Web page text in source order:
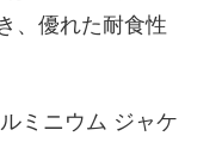
、優れた耐食性
ミニウム ジャケ